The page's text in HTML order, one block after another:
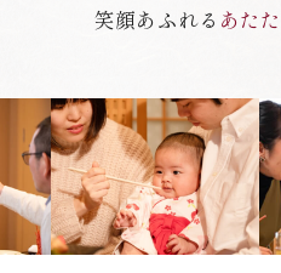
笑顔あふれる あた